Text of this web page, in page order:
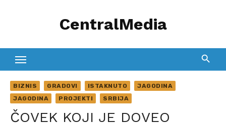
CentralMedia
BIZNIS GRADOVI ISTAKNUTO
JAGODINA
JAGODINA
PROJEKTI SRBIJA
ČOVEK KOJI JE DOVEO